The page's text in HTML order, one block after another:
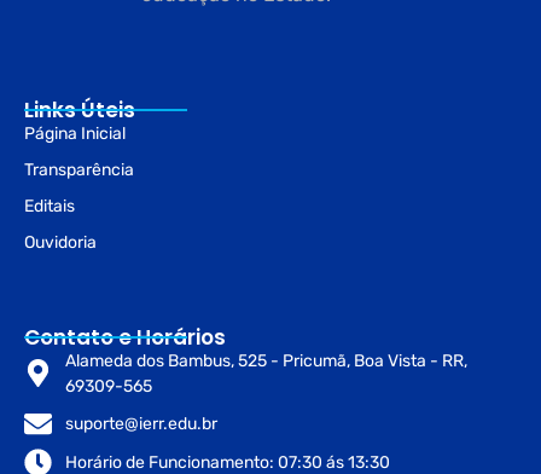
Links Úteis
Página Inicial
Transparência
Editais
Ouvidoria
Contato e Horários
Alameda dos Bambus, 525 - Pricumã, Boa Vista - RR,
69309-565
suporte@ierr.edu.br
Horário de Funcionamento: 07:30 ás 13:30